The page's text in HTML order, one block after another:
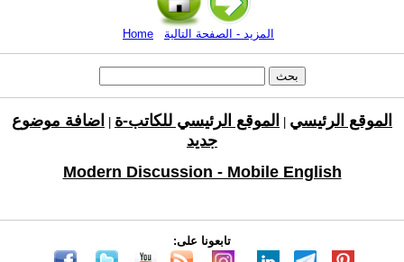
Home المزيد - الصفحة التالية
الموقع الرئيسي الموقع الرئيسي للكاتب-ة
اضافة موضوع
جديد
Modern Discussion - Mobile English
تابعونا على: